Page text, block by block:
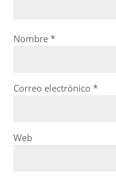
Nombre*
Correo electrónico*
Web